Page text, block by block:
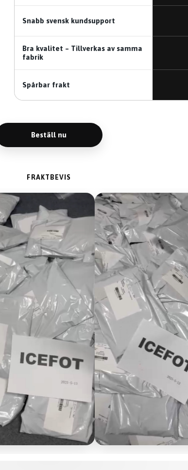
Snabb svensk kundsupport
Bra kvalitet – Tillverkas av samma
fabrik
Spårbar frakt
Beställ nu
FRAKTBEVIS